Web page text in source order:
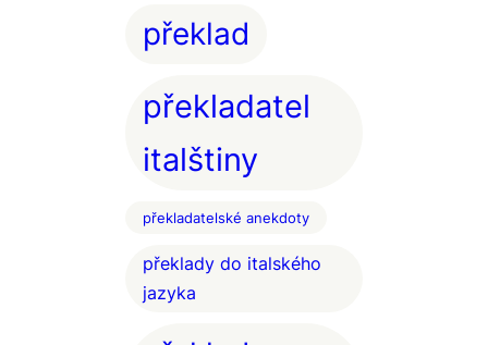
překlad
překladatel
italštiny
překladatelské anekdoty
překlady do italského
jazyka